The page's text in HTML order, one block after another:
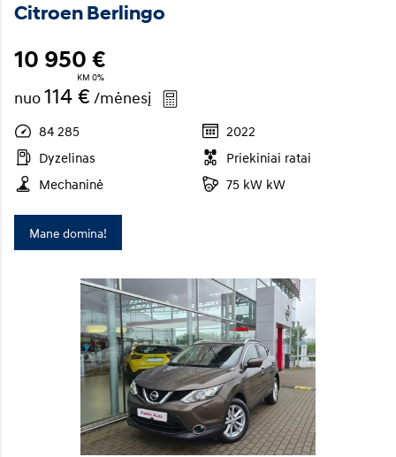
Citroen Berlingo
10 950 €
KM 0%
nuo114 € /mėnesį
84 285
2022
Dyzelinas
Priekiniai ratai
Mechaninė
75 kW kW
Mane domina!